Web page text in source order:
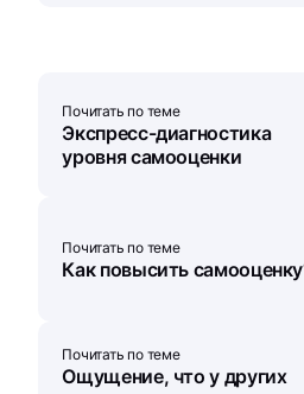
Почитать по теме
Экспресс-диагностика
уровня самооценки
Почитать по теме
Как повысить
Почитать по теме
Ощущение, что у других